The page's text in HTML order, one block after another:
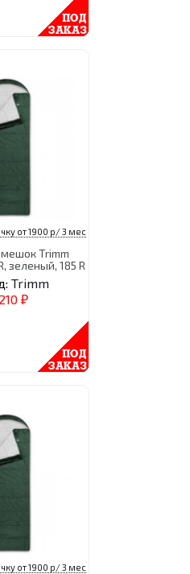
от 1900 р/ 3 мес
Trimm
зеленый, 185 R
Trimm
₽
от 1900 р/ 3 мес